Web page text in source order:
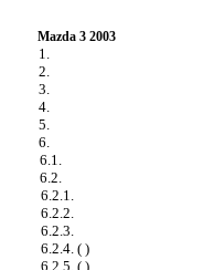
Mazda 3 2003
1.
2.
3.
4.
5.
6.
6.1.
6.2.
6.2.1.
6.2.2.
6.2.3.
6.2.4. ( )
6.2.5. ( )